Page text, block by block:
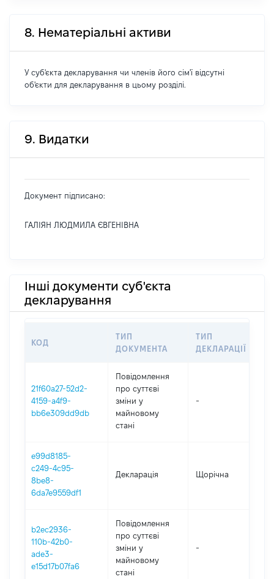
8. Нематеріальні активи
У суб'єкта декларування чи членів його сім'ї відсутні
об'єкти для декларування в цьому розділі.
9. Видатки
Документ підписано:
ГАЛІЯН ЛЮДМИЛА ЄВГЕНІВНА
Інші документи суб'єкта
декларування
КОД
ТИП
ДОКУМЕНТА
ТИП
ДЕКЛАРАЦІЇ
21f60a27-52d2-
4159-a4f9-
bb6e309dd9db
Повідомлення
про суттєві
зміни y
майновому
стані
-
e99d8185-
c249-4c95-
8be8-
6da7e9559df1
Декларація Щорічна
b2ec2936-
110b-42b0-
ade3-
e15d17b07fa6
Повідомлення
про суттєві
зміни y
майновому
стані
-